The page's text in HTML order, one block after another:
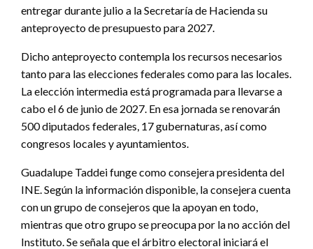
entregar durante julio a la Secretaría de Hacienda su
anteproyecto de presupuesto para 2027.
Dicho anteproyecto contempla los recursos necesarios
tanto para las elecciones federales como para las locales.
La elección intermedia está programada para llevarse a
cabo el 6 de junio de 2027. En esa jornada se renovarán
500 diputados federales, 17 gubernaturas, así como
congresos locales y ayuntamientos.
Guadalupe Taddei funge como consejera presidenta del
INE. Según la información disponible, la consejera cuenta
con un grupo de consejeros que la apoyan en todo,
mientras que otro grupo se preocupa por la no acción del
Instituto. Se señala que el árbitro electoral iniciará el